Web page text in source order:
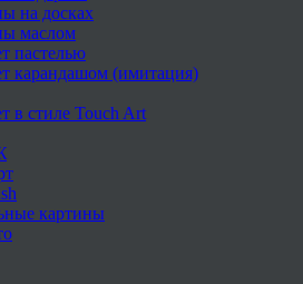
на досках
маслом
пастелью
карандашом (имитация)
в стиле Touch Art
картины